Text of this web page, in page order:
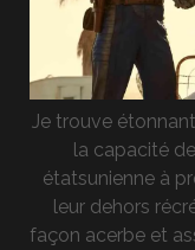
Je trouve
la capacité
étatsunienne à
leur dehors
façon acerbe et